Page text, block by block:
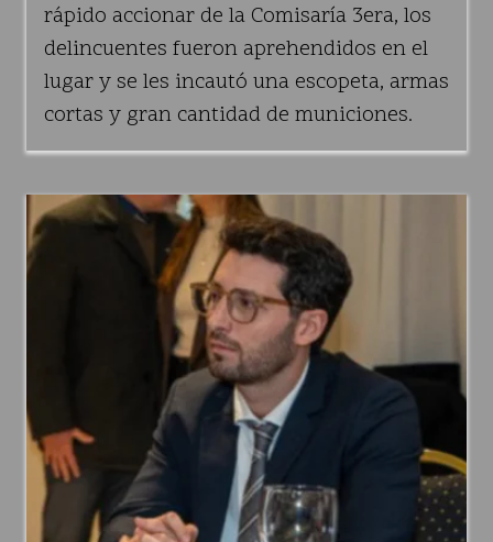
rápido accionar de la Comisaría 3era, los
delincuentes fueron aprehendidos en el
lugar y se les incautó una escopeta, armas
cortas y gran cantidad de municiones.